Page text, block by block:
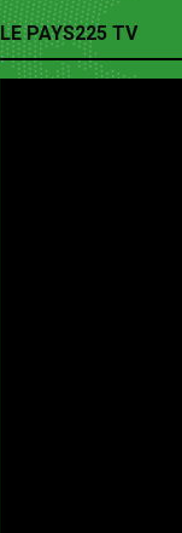
LE PAYS225 TV